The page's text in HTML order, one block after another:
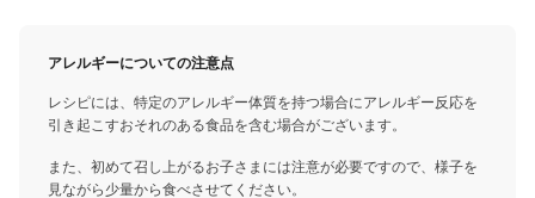
アレルギーについての注意点
レシピには、特定のアレルギー体質を持つ場合にアレルギー反応を
引き起こすおそれのある食品を含む場合がございます。
また、初めて召し上がるお子さまには注意が必要ですので、様子を
見ながら少量から食べさせてください。